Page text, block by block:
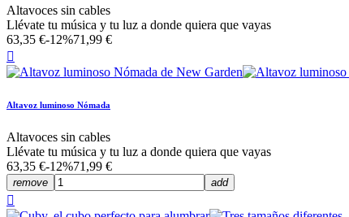
Altavoces sin cables
Llévate tu música y tu luz a donde quiera que vayas
63,35 €-12%71,99 €

Altavoz luminoso Nómada
Altavoces sin cables
Llévate tu música y tu luz a donde quiera que vayas
63,35 €-12%71,99 €
remove add
